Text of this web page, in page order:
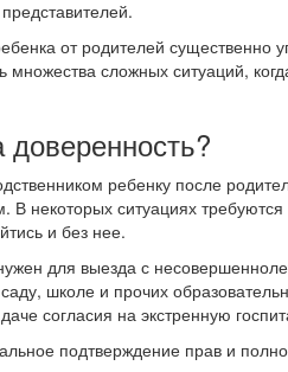
от родителей существенно
сложных ситуаций,
ребенку после
В некоторых ситуациях
и без нее.
для выезда с
школе и прочих
согласия на экстренную
подтверждение прав и